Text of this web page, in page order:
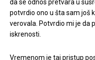
da se odnos pretvara u
potvrdio ono u šta sam još
verovala. Potvrdio mi je da
iskrenosti.
Vremenom je taj pristup